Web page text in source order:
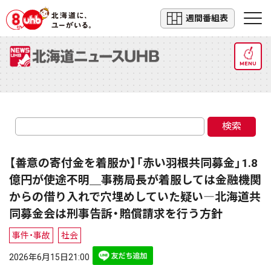
週間番組表
MENU
検索
【善意の寄付金を着服か】「赤い羽根共同募金」1.8
億円が使途不明＿事務局長が着服しては金融機関
からの借り入れで穴埋めしていた疑い―北海道共
同募金会は刑事告訴・賠償請求を行う方針
事件・事故 社会
2026年6月15日21:00